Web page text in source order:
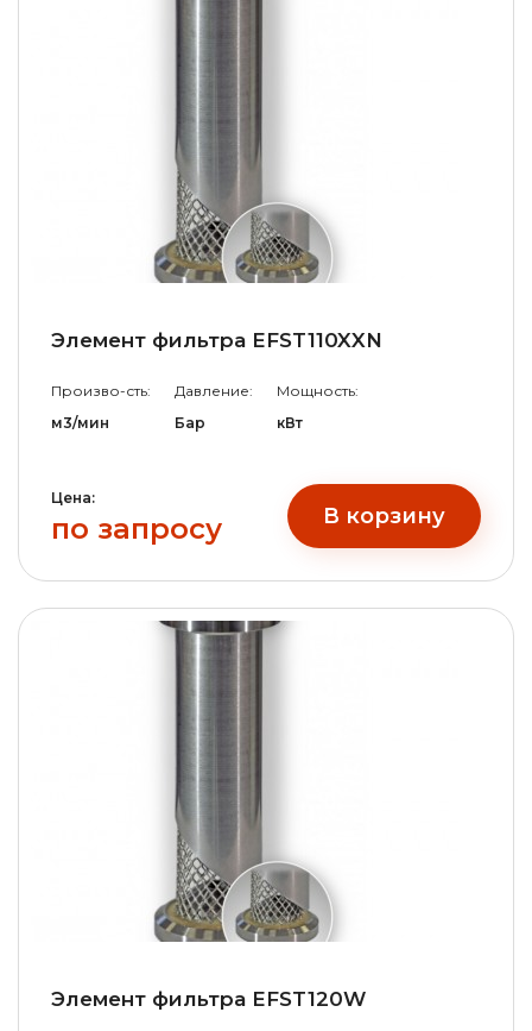
Элемент фильтра EFST110XXN
Произво-сть:
м3/мин
Давление:
Бар
Мощность:
кВт
Цена:
по запросу В корзину
Элемент фильтра EFST120W